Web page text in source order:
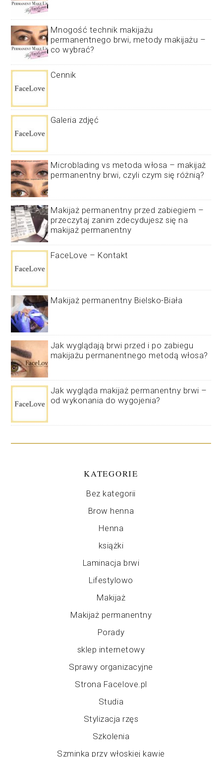
Mnogość technik makijażu
permanentnego brwi, metody makijażu –
co wybrać?
Cennik
Galeria zdjęć
Microblading vs metoda włosa – makijaż
permanentny brwi, czyli czym się różnią?
Makijaż permanentny przed zabiegiem –
przeczytaj zanim zdecydujesz się na
makijaż permanentny
FaceLove – Kontakt
Makijaż permanentny Bielsko-Biała
Jak wyglądają brwi przed i po zabiegu
makijażu permanentnego metodą włosa?
Jak wygląda makijaż permanentny brwi –
od wykonania do wygojenia?
KATEGORIE
Bez kategorii
Brow henna
Henna
książki
Laminacja brwi
Lifestylowo
Makijaż
Makijaż permanentny
Porady
sklep internetowy
Sprawy organizacyjne
Strona Facelove.pl
Studia
Stylizacja rzęs
Szkolenia
Szminka przy włoskiej kawie